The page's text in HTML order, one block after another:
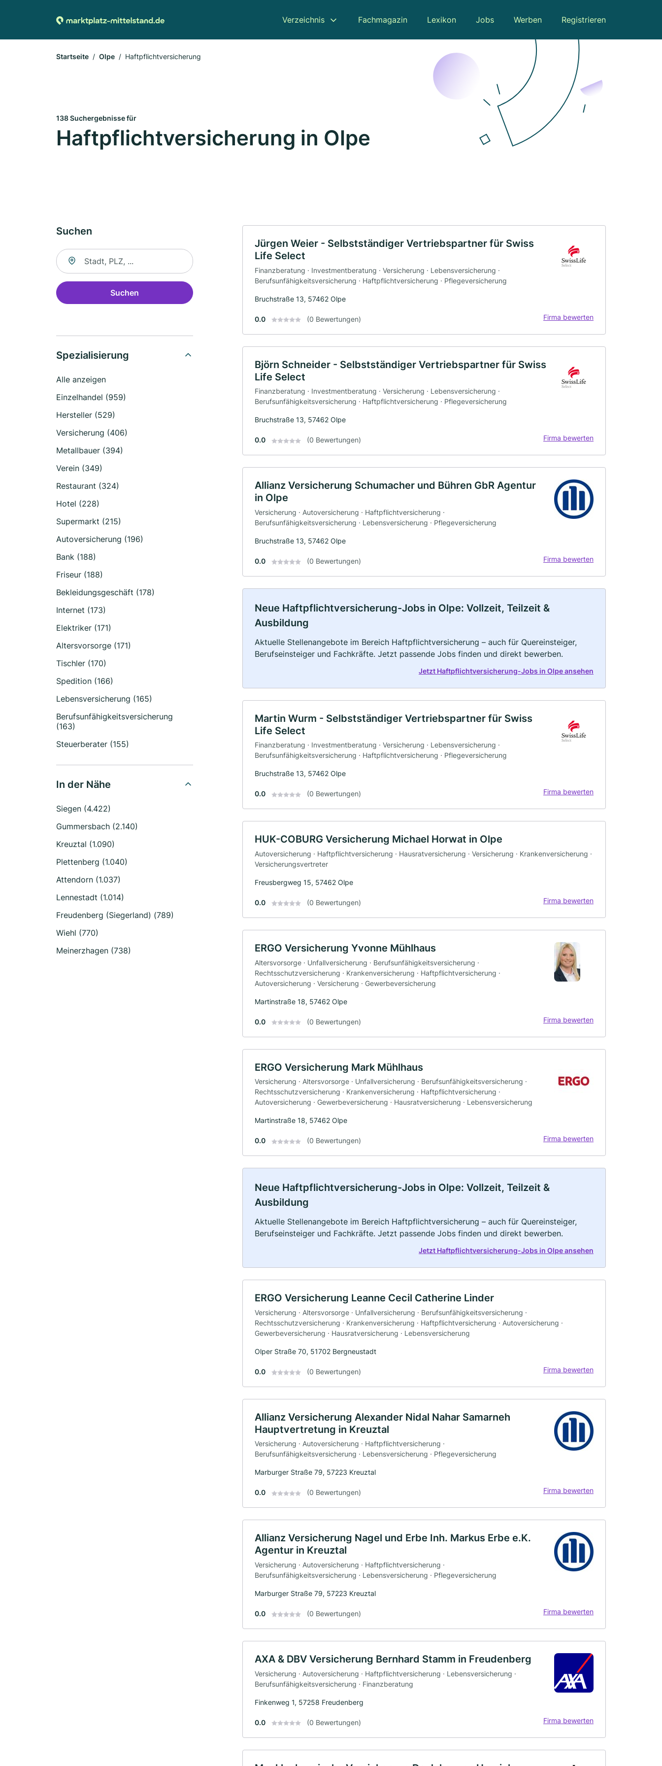
Verzeichnis Fachmagazin Lexikon Jobs Werben Registrieren
Startseite Olpe Haftpflichtversicherung
138 Suchergebnisse für
Haftpflichtversicherung in Olpe
Suchen
Suche nach Ort
Suchen
Spezialisierung
Alle anzeigen
Einzelhandel (959)
Hersteller (529)
Versicherung (406)
Metallbauer (394)
Verein (349)
Restaurant (324)
Hotel (228)
Supermarkt (215)
Autoversicherung (196)
Bank (188)
Friseur (188)
Bekleidungsgeschäft (178)
Internet (173)
Elektriker (171)
Altersvorsorge (171)
Tischler (170)
Spedition (166)
Lebensversicherung (165)
Berufsunfähigkeitsversicherung
(163)
Steuerberater (155)
In der Nähe
Siegen (4.422)
Gummersbach (2.140)
Kreuztal (1.090)
Plettenberg (1.040)
Attendorn (1.037)
Lennestadt (1.014)
Freudenberg (Siegerland) (789)
Wiehl (770)
Meinerzhagen (738)
Jürgen Weier - Selbstständiger Vertriebspartner für Swiss
Life Select
Finanzberatung · Investmentberatung · Versicherung · Lebensversicherung ·
Berufsunfähigkeitsversicherung · Haftpflichtversicherung · Pflegeversicherung
Bruchstraße 13, 57462 Olpe
0.0 (0 Bewertungen) Firma bewerten
Björn Schneider - Selbstständiger Vertriebspartner für Swiss
Life Select
Finanzberatung · Investmentberatung · Versicherung · Lebensversicherung ·
Berufsunfähigkeitsversicherung · Haftpflichtversicherung · Pflegeversicherung
Bruchstraße 13, 57462 Olpe
0.0 (0 Bewertungen) Firma bewerten
Allianz Versicherung Schumacher und Bühren GbR Agentur
in Olpe
Versicherung · Autoversicherung · Haftpflichtversicherung ·
Berufsunfähigkeitsversicherung · Lebensversicherung · Pflegeversicherung
Bruchstraße 13, 57462 Olpe
0.0 (0 Bewertungen) Firma bewerten
Neue Haftpflichtversicherung-Jobs in Olpe: Vollzeit, Teilzeit &
Ausbildung
Aktuelle Stellenangebote im Bereich Haftpflichtversicherung – auch für Quereinsteiger,
Berufseinsteiger und Fachkräfte. Jetzt passende Jobs finden und direkt bewerben.
Jetzt Haftpflichtversicherung-Jobs in Olpe ansehen
Martin Wurm - Selbstständiger Vertriebspartner für Swiss
Life Select
Finanzberatung · Investmentberatung · Versicherung · Lebensversicherung ·
Berufsunfähigkeitsversicherung · Haftpflichtversicherung · Pflegeversicherung
Bruchstraße 13, 57462 Olpe
0.0 (0 Bewertungen) Firma bewerten
HUK-COBURG Versicherung Michael Horwat in Olpe
Autoversicherung · Haftpflichtversicherung · Hausratversicherung · Versicherung · Krankenversicherung ·
Versicherungsvertreter
Freusbergweg 15, 57462 Olpe
0.0 (0 Bewertungen) Firma bewerten
ERGO Versicherung Yvonne Mühlhaus
Altersvorsorge · Unfallversicherung · Berufsunfähigkeitsversicherung ·
Rechtsschutzversicherung · Krankenversicherung · Haftpflichtversicherung ·
Autoversicherung · Versicherung · Gewerbeversicherung
Martinstraße 18, 57462 Olpe
0.0 (0 Bewertungen) Firma bewerten
ERGO Versicherung Mark Mühlhaus
Versicherung · Altersvorsorge · Unfallversicherung · Berufsunfähigkeitsversicherung ·
Rechtsschutzversicherung · Krankenversicherung · Haftpflichtversicherung ·
Autoversicherung · Gewerbeversicherung · Hausratversicherung · Lebensversicherung
Martinstraße 18, 57462 Olpe
0.0 (0 Bewertungen) Firma bewerten
Neue Haftpflichtversicherung-Jobs in Olpe: Vollzeit, Teilzeit &
Ausbildung
Aktuelle Stellenangebote im Bereich Haftpflichtversicherung – auch für Quereinsteiger,
Berufseinsteiger und Fachkräfte. Jetzt passende Jobs finden und direkt bewerben.
Jetzt Haftpflichtversicherung-Jobs in Olpe ansehen
ERGO Versicherung Leanne Cecil Catherine Linder
Versicherung · Altersvorsorge · Unfallversicherung · Berufsunfähigkeitsversicherung ·
Rechtsschutzversicherung · Krankenversicherung · Haftpflichtversicherung · Autoversicherung ·
Gewerbeversicherung · Hausratversicherung · Lebensversicherung
Olper Straße 70, 51702 Bergneustadt
0.0 (0 Bewertungen) Firma bewerten
Allianz Versicherung Alexander Nidal Nahar Samarneh
Hauptvertretung in Kreuztal
Versicherung · Autoversicherung · Haftpflichtversicherung ·
Berufsunfähigkeitsversicherung · Lebensversicherung · Pflegeversicherung
Marburger Straße 79, 57223 Kreuztal
0.0 (0 Bewertungen) Firma bewerten
Allianz Versicherung Nagel und Erbe Inh. Markus Erbe e.K.
Agentur in Kreuztal
Versicherung · Autoversicherung · Haftpflichtversicherung ·
Berufsunfähigkeitsversicherung · Lebensversicherung · Pflegeversicherung
Marburger Straße 79, 57223 Kreuztal
0.0 (0 Bewertungen) Firma bewerten
AXA & DBV Versicherung Bernhard Stamm in Freudenberg
Versicherung · Autoversicherung · Haftpflichtversicherung · Lebensversicherung ·
Berufsunfähigkeitsversicherung · Finanzberatung
Finkenweg 1, 57258 Freudenberg
0.0 (0 Bewertungen) Firma bewerten